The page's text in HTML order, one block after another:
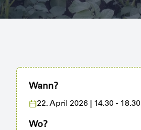
Wann?
22. April 2026 | 14.30 - 18.30
Wo?